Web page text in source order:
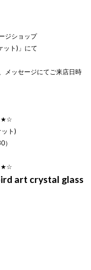
ジショップ
ット)」にて
メッセージにてご来店日時
ト)
art crystal glass